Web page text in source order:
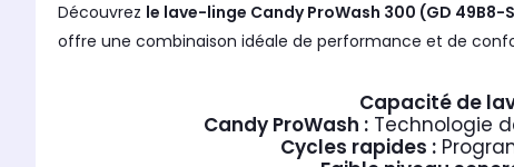
Découvrez le lave-linge Candy ProWash 300 (GD 49B8-
offre une combinaison idéale de performance et de
Capacité de
Candy ProWash :Technologie
Cycles rapides :